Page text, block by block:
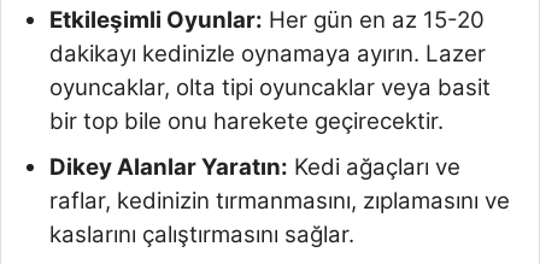
Etkileşimli Oyunlar: Her gün en az 15-20
dakikayı kedinizle oynamaya ayırın. Lazer
oyuncaklar, olta tipi oyuncaklar veya basit
bir top bile onu harekete geçirecektir.
Dikey Alanlar Yaratın: Kedi ağaçları ve
raflar, kedinizin tırmanmasını, zıplamasını ve
kaslarını çalıştırmasını sağlar.